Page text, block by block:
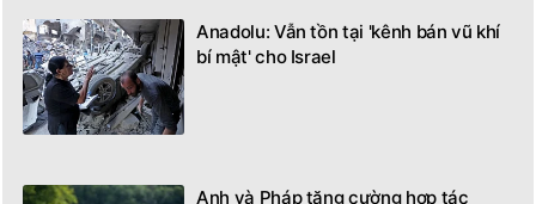
Anadolu: Vẫn tồn tại 'kênh bán vũ khí
bí mật' cho Israel
Anh và Pháp tăng cường hợp tác